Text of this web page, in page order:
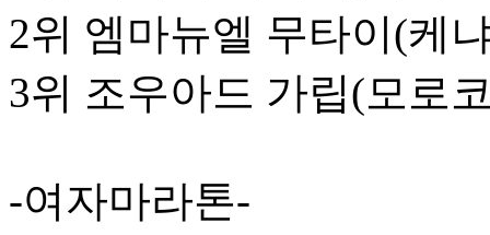
2위 엠마뉴엘 무타이(
3위 조우아드 가립(모
-여자마라톤-